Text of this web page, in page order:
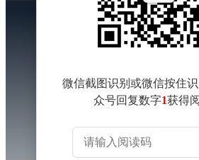
微信截图识别或微信按住
众号回复数字1获得